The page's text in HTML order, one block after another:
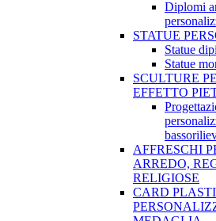
Diplomi
STATUE
Statue
Statue
SCULTURE
EFFETTO
AFFRESCHI
ARREDO,
RELIGIOSE
CARD